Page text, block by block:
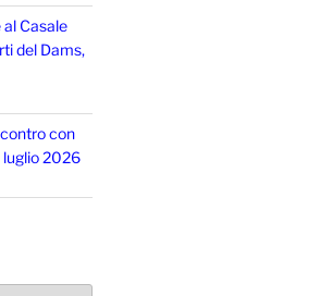
Casale
del Dams,
con
luglio 2026